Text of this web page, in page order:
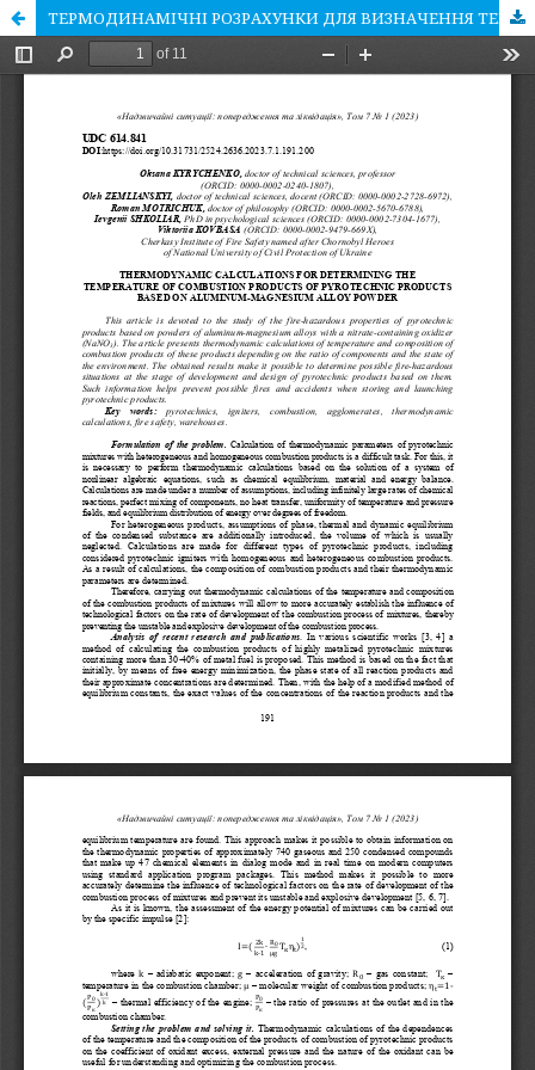
ТЕРМОДИНАМІЧНІ РОЗРАХУНКИ ДЛЯ ВИЗНАЧЕННЯ ТЕМПЕРАТУРИ ПРОДУКТІВ ЗГОРЯННЯ ПІРОТЕХНІЧНИХ ВИРОБІВ НА ОСНОВІ ПОРОШКІВ АЛЮМІНІЄВО-МАГНІЄВИХ СПЛАВІВ